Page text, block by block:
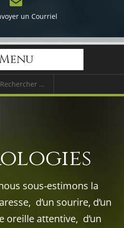
un Courriel
sous-estimons la
d’un sourire, d’un
oreille attentive, d’un